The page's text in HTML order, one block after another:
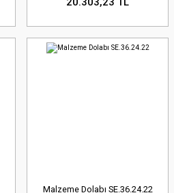
Malzeme Dolabı SE.36.24.22